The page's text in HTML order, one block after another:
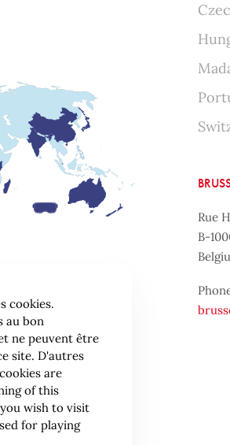
Rue
B-
cookies.
au bon
ne peuvent être
site. D'autres
are
of this
wish to visit
for playing